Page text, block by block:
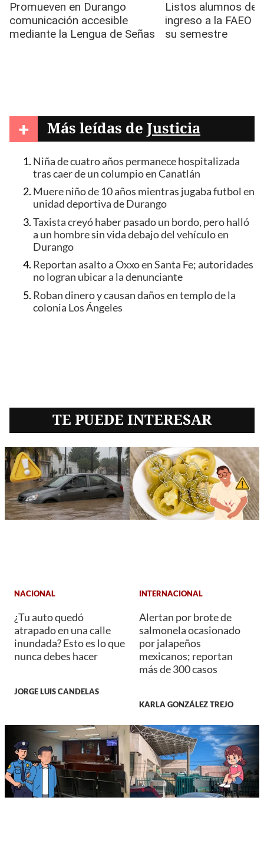
+ Más leídas de Justicia
Niña de cuatro años permanece hospitalizada
tras caer de un columpio en Canatlán
Muere niño de 10 años mientras jugaba futbol en
unidad deportiva de Durango
Taxista creyó haber pasado un bordo, pero halló
a un hombre sin vida debajo del vehículo en
Durango
Reportan asalto a Oxxo en Santa Fe; autoridades
no logran ubicar a la denunciante
Roban dinero y causan daños en templo de la
colonia Los Ángeles
TE PUEDE INTERESAR
NACIONAL
¿Tu auto quedó
atrapado en una calle
inundada? Esto es lo que
nunca debes hacer
JORGE LUIS CANDELAS
INTERNACIONAL
Alertan por brote de
salmonela ocasionado
por jalapeños
mexicanos; reportan
más de 300 casos
KARLA GONZÁLEZ TREJO